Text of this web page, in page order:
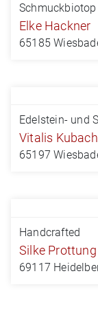
Schmuckbiotop
Elke Hackner
65185
Edelstein- und
Vitalis Kubach
65197
Handcrafted
Silke Prottung
69117